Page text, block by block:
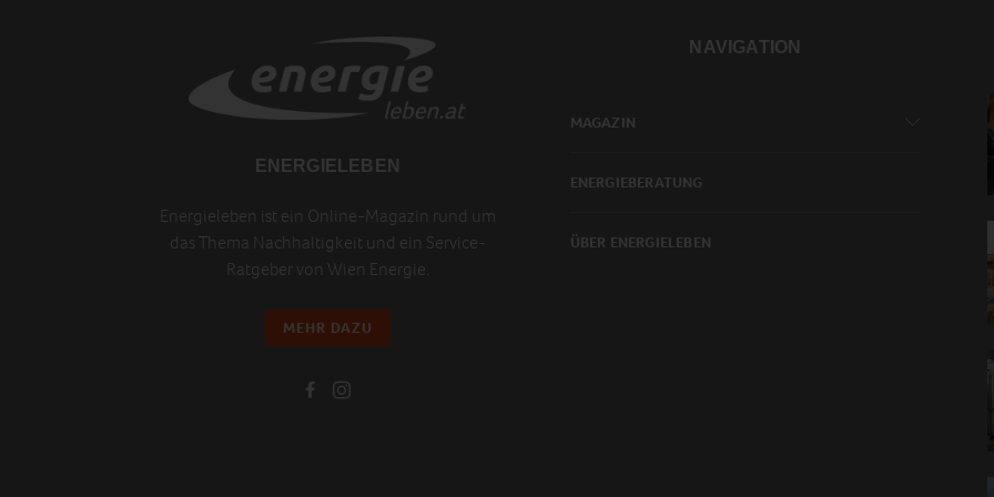
ENERGIELEBEN
Energieleben ist ein Online-Magazin rund um
das Thema Nachhaltigkeit und ein Service-
Ratgeber von Wien Energie.
MEHR DAZU
NAVIGATION
MAGAZIN
ENERGIEBERATUNG
ÜBER ENERGIELEBEN